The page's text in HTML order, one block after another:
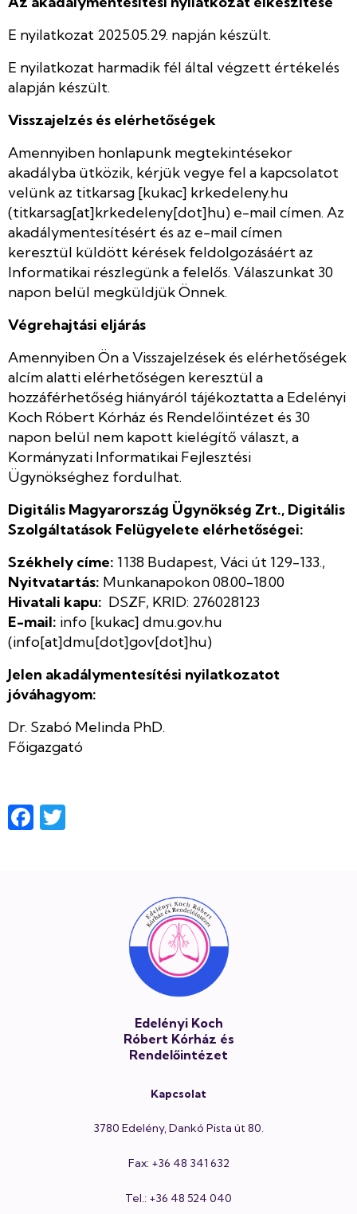
E nyilatkozat 2025.05.29. napján készült.
E nyilatkozat harmadik fél által végzett értékelés
alapján készült.
Visszajelzés és elérhetőségek
Amennyiben honlapunk megtekintésekor
akadályba ütközik, kérjük vegye fel a kapcsolatot
velünk az titkarsag [kukac] krkedeleny.hu
(titkarsag[at]krkedeleny[dot]hu) e-mail címen. Az
akadálymentesítésért és az e-mail címen
keresztül küldött kérések feldolgozásáért az
Informatikai részlegünk a felelős. Válaszunkat 30
napon belül megküldjük Önnek.
Végrehajtási eljárás
Amennyiben Ön a Visszajelzések és elérhetőségek
alcím alatti elérhetőségen keresztül a
hozzáférhetőség hiányáról tájékoztatta a Edelényi
Koch Róbert Kórház és Rendelőintézet és 30
napon belül nem kapott kielégítő választ, a
Kormányzati Informatikai Fejlesztési
Ügynökséghez fordulhat.
Digitális Magyarország Ügynökség Zrt., Digitális
Szolgáltatások Felügyelete elérhetőségei:
Székhely címe: 1138 Budapest, Váci út 129-133.,
Nyitvatartás: Munkanapokon 08.00-18.00
Hivatali kapu: DSZF, KRID: 276028123
E-mail: info [kukac] dmu.gov.hu
(info[at]dmu[dot]gov[dot]hu)
Jelen akadálymentesítési nyilatkozatot
jóváhagyom:
Dr. Szabó Melinda PhD.
Főigazgató
Facebook
Edelényi Koch
Róbert Kórház és
Rendelőintézet
Kapcsolat
3780 Edelény, Dankó Pista út 80.
Fax: +36 48 341 632
Tel.: +36 48 524 040